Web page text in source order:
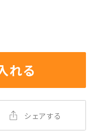
れる
シェアする